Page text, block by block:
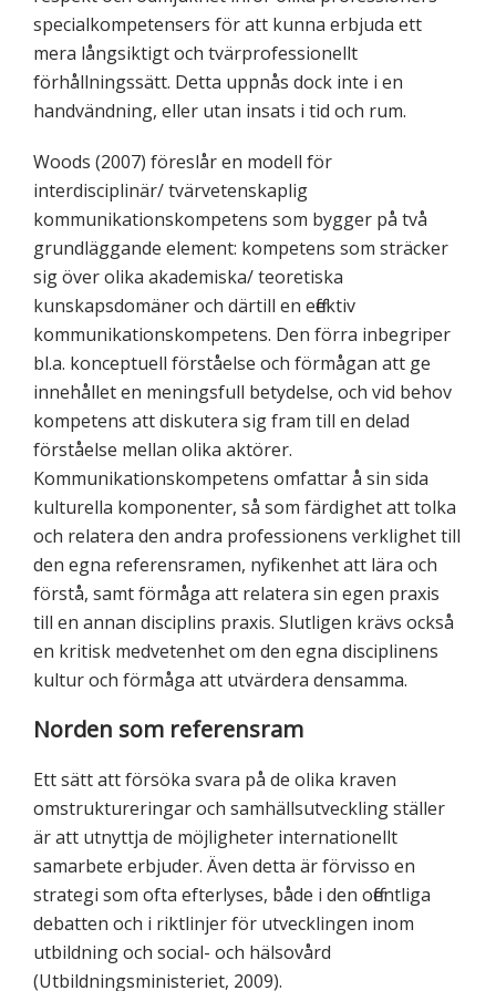
specialkompetensers för att kunna erbjuda ett
mera långsiktigt och tvärprofessionellt
förhållningssätt. Detta uppnås dock inte i en
handvändning, eller utan insats i tid och rum.
Woods (2007) föreslår en modell för
interdisciplinär/ tvärvetenskaplig
kommunikationskompetens som bygger på två
grundläggande element: kompetens som sträcker
sig över olika akademiska/ teoretiska
kunskapsdomäner och därtill en effektiv
kommunikationskompetens. Den förra inbegriper
bl.a. konceptuell förståelse och förmågan att ge
innehållet en meningsfull betydelse, och vid behov
kompetens att diskutera sig fram till en delad
förståelse mellan olika aktörer.
Kommunikationskompetens omfattar å sin sida
kulturella komponenter, så som färdighet att tolka
och relatera den andra professionens verklighet till
den egna referensramen, nyfikenhet att lära och
förstå, samt förmåga att relatera sin egen praxis
till en annan disciplins praxis. Slutligen krävs också
en kritisk medvetenhet om den egna disciplinens
kultur och förmåga att utvärdera densamma.
Norden som referensram
Ett sätt att försöka svara på de olika kraven
omstruktureringar och samhällsutveckling ställer
är att utnyttja de möjligheter internationellt
samarbete erbjuder. Även detta är förvisso en
strategi som ofta efterlyses, både i den offentliga
debatten och i riktlinjer för utvecklingen inom
utbildning och social- och hälsovård
(Utbildningsministeriet, 2009).